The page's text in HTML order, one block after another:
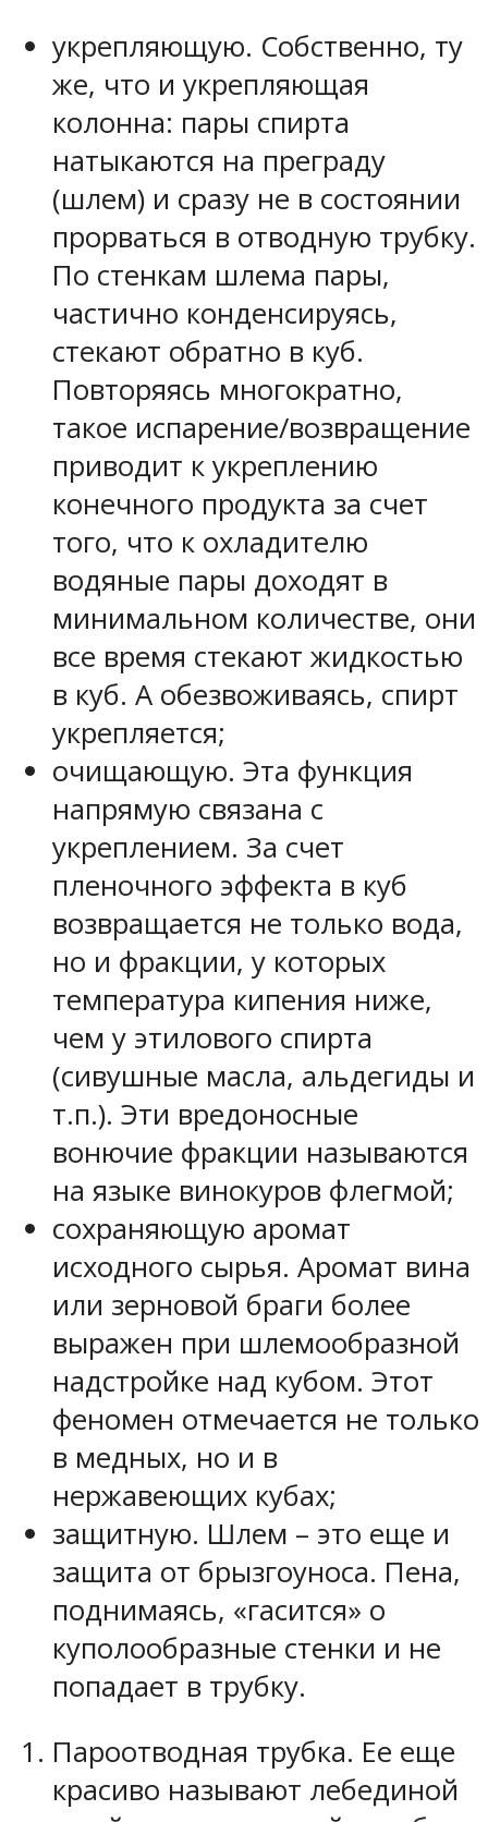
укрепляющую. Собственно, ту
же, что и укрепляющая
колонна: пары спирта
натыкаются на преграду
(шлем) и сразу не в состоянии
прорваться в отводную трубку.
По стенкам шлема пары,
частично конденсируясь,
стекают обратно в куб.
Повторяясь многократно,
такое испарение/возвращение
приводит к укреплению
конечного продукта за счет
того, что к охладителю
водяные пары доходят в
минимальном количестве, они
все время стекают жидкостью
в куб. А обезвоживаясь, спирт
укрепляется;
очищающую. Эта функция
напрямую связана с
укреплением. За счет
пленочного эффекта в куб
возвращается не только вода,
но и фракции, у которых
температура кипения ниже,
чем у этилового спирта
(сивушные масла, альдегиды и
т.п.). Эти вредоносные
вонючие фракции называются
на языке винокуров флегмой;
сохраняющую аромат
исходного сырья. Аромат вина
или зерновой браги более
выражен при шлемообразной
надстройке над кубом. Этот
феномен отмечается не только
в медных, но и в
нержавеющих кубах;
защитную. Шлем – это еще и
защита от брызгоуноса. Пена,
поднимаясь, «гасится» о
куполообразные стенки и не
попадает в трубку.
Пароотводная трубка. Ее еще
красиво называют лебединой